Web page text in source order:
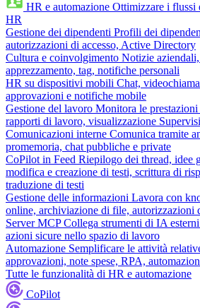
HR e automazione Ottimizzare i flussi
HR
Gestione dei dipendenti Profili dei
autorizzazioni di accesso, Active Directory
Cultura e coinvolgimento Notizie
apprezzamento, tag, notifiche personali
HR su dispositivi mobili Chat,
approvazioni e notifiche mobile
Gestione del lavoro Monitora le
rapporti di lavoro, visualizzazione
Comunicazioni interne Comunica tramite
promemoria, chat pubbliche e private
CoPilot in Feed Riepilogo dei thread, idee
modifica e creazione di testi, scrittura di
traduzione di testi
Gestione delle informazioni Lavora con
online, archiviazione di file, autorizzazioni
Server MCP Collega strumenti di IA
azioni sicure nello spazio di lavoro
Automazione Semplificare le attività
approvazioni, note spese, RPA,
Tutte le funzionalità di HR e automazione
CoPilot